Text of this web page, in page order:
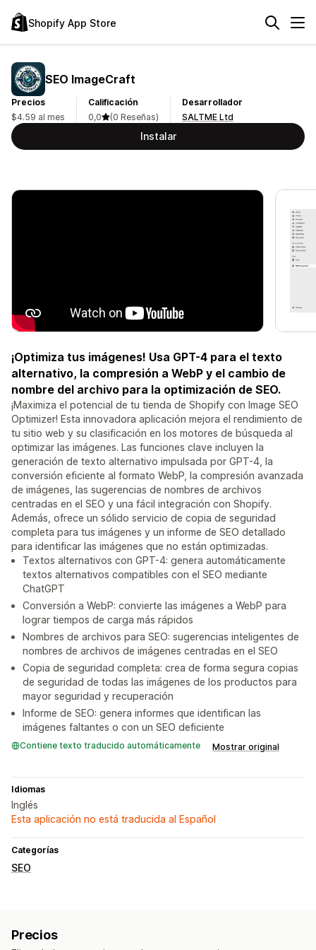
Shopify App Store
SEO ImageCraft
Precios
$4.59 al mes
Calificación
0,0
(0 Reseñas)
Desarrollador
SALTME Ltd
Instalar
¡Optimiza tus imágenes! Usa GPT-4 para el texto
alternativo, la compresión a WebP y el cambio de
nombre del archivo para la optimización de SEO.
¡Maximiza el potencial de tu tienda de Shopify con Image SEO
Optimizer! Esta innovadora aplicación mejora el rendimiento de
tu sitio web y su clasificación en los motores de búsqueda al
optimizar las imágenes. Las funciones clave incluyen la
generación de texto alternativo impulsada por GPT-4, la
conversión eficiente al formato WebP, la compresión avanzada
de imágenes, las sugerencias de nombres de archivos
centradas en el SEO y una fácil integración con Shopify.
Además, ofrece un sólido servicio de copia de seguridad
completa para tus imágenes y un informe de SEO detallado
para identificar las imágenes que no están optimizadas.
Textos alternativos con GPT-4: genera automáticamente
textos alternativos compatibles con el SEO mediante
ChatGPT
Conversión a WebP: convierte las imágenes a WebP para
lograr tiempos de carga más rápidos
Nombres de archivos para SEO: sugerencias inteligentes de
nombres de archivos de imágenes centradas en el SEO
Copia de seguridad completa: crea de forma segura copias
de seguridad de todas las imágenes de los productos para
mayor seguridad y recuperación
Informe de SEO: genera informes que identifican las
imágenes faltantes o con un SEO deficiente
Contiene texto traducido automáticamente Mostrar original
Idiomas
Inglés
Esta aplicación no está traducida al Español
Categorías
SEO
Precios